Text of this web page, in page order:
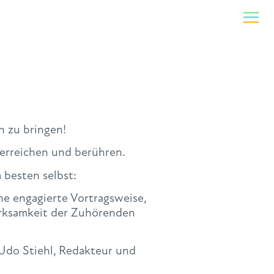
zu bringen!
und berühren.
besten selbst:
engagierte Vortragsweise,
der Zuhörenden
Stiehl, Redakteur und